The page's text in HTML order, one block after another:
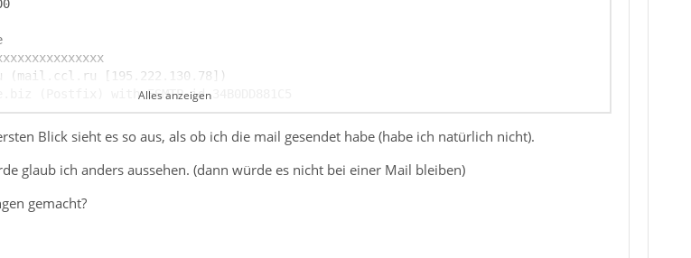
X-Mozilla-Status2: 10000000
X-Original-To: xxx@xxxx.de
Delivered-To: xxxxxxx@xxxxxxxxxxxxxxxxxx
	for <xxxx@xxxxx.de>; Tue, 13 Feb 2007 21:14:55 +0100 (CET)
	for <xxxx@xxxx.de>; Wed, 14 Feb 2007 01:12:46 +0500 (YEKT)
Alles anzeigen
Blick sieht es so aus, als ob ich die mail gesendet habe (habe ich natürlich nicht).
glaub ich anders aussehen. (dann würde es nicht bei einer Mail bleiben)
gemacht?